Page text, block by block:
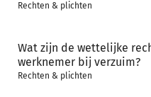
Rechten & plichten
Wat zijn de wettelijke
werknemer bij verzuim?
Rechten & plichten